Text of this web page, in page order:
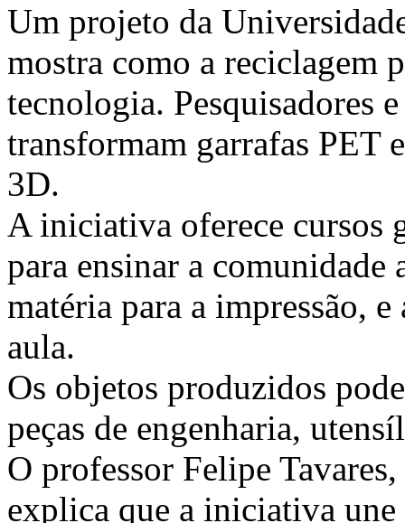
Um projeto da
mostra como a reciclagem
tecnologia. Pesquisadores
transformam garrafas PET
3D.
A iniciativa oferece cursos
para ensinar a comunidade
matéria para a impressão,
aula.
Os objetos produzidos
peças de engenharia,
O professor Felipe
explica que a iniciativa